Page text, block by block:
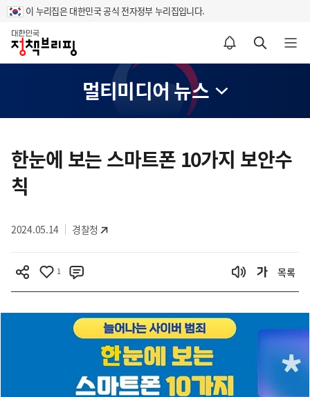
이 누리집은 대한민국 공식 전자정부 누리집입니다.
홈
알림설정 바로가기 검색 바로가기 메뉴 열기
멀티미디어 뉴스
텐
츠
영
한눈에 보는 스마트폰 10가지 보안수
칙
2024.05.14 경찰청
1 목록